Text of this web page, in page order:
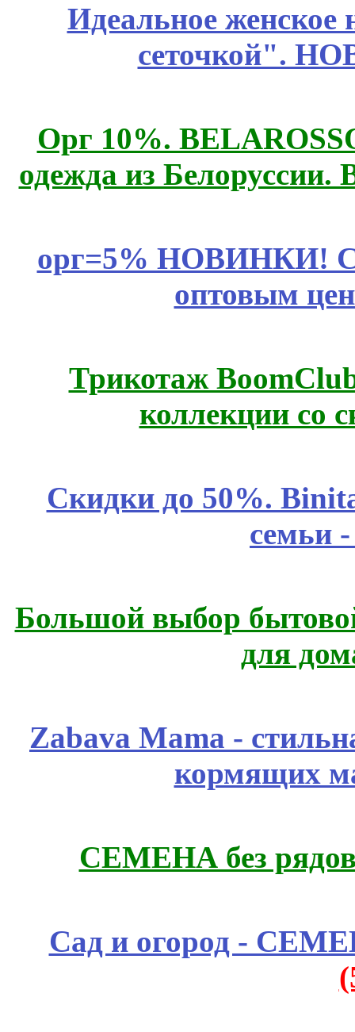
Идеальное женское
сеточкой".
Орг 10%.
одежда из Белоруссии.
орг=5% НОВИНКИ!
оптовым
Трикотаж
коллекции со
Скидки до 50%.
семьи
Большой выбор
для
Zabava Mama -
кормящих
СЕМЕНА без
Сад и огород -